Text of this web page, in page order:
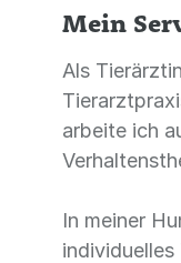
Mein
Als
arbeite ich
In meiner
individuelles